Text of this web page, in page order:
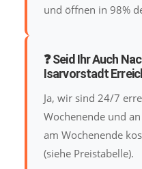
und öffnen in 98%
❓ Seid Ihr Auch
Isarvorstadt
Ja, wir sind 24/7
Wochenende und
am Wochenende
(siehe Preistabelle).